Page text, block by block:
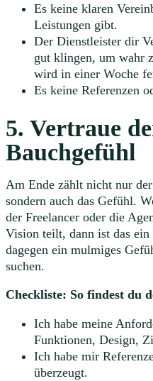
Es keine klaren
Leistungen gibt.
Der Dienstleister dir
gut klingen, um wahr
wird in einer Woche
Es keine Referenzen
5. Vertraue
Bauchgefühl
Am Ende zählt nicht nur
sondern auch das Gefühl.
der Freelancer oder die
Vision teilt, dann ist das ein
dagegen ein mulmiges
suchen.
Checkliste: So findest du
Ich habe meine
Funktionen, Design,
Ich habe mir
überzeugt.